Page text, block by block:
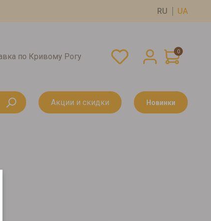
RU UA
по Кривому Рогу
0
Акции и скидки Новинки